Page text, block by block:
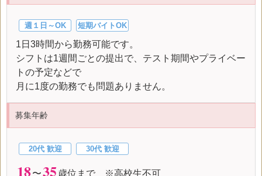
週１日～OK 短期バイトOK
1日3時間から勤務可能です。
シフトは1週間ごとの提出で、テスト期間やプライベー
トの予定などで
月に1度の勤務でも問題ありません。
募集年齢
20代 歓迎 30代 歓迎
18〜35 歳位まで ※高校生不可